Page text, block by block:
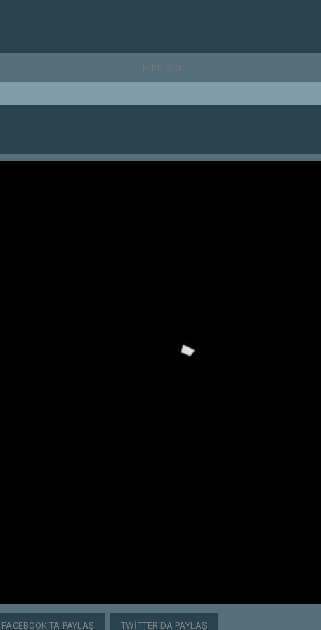
FACEBOOK'TA PAYLAŞ TWITTER'DA PAYLAŞ